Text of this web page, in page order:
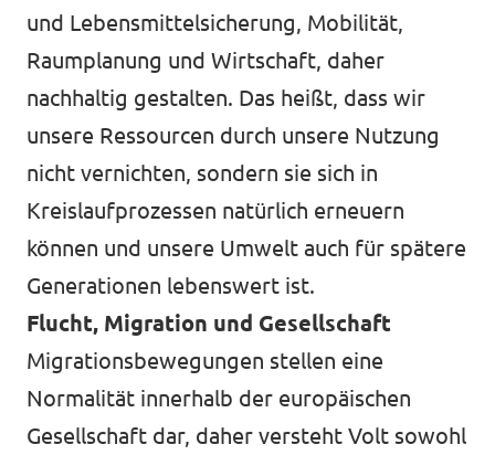
und Lebensmittelsicherung, Mobilität,
Raumplanung und Wirtschaft, daher
nachhaltig gestalten. Das heißt, dass wir
unsere Ressourcen durch unsere Nutzung
nicht vernichten, sondern sie sich in
Kreislaufprozessen natürlich erneuern
können und unsere Umwelt auch für spätere
Generationen lebenswert ist.
Flucht, Migration und Gesellschaft
Migrationsbewegungen stellen eine
Normalität innerhalb der europäischen
Gesellschaft dar, daher versteht Volt sowohl